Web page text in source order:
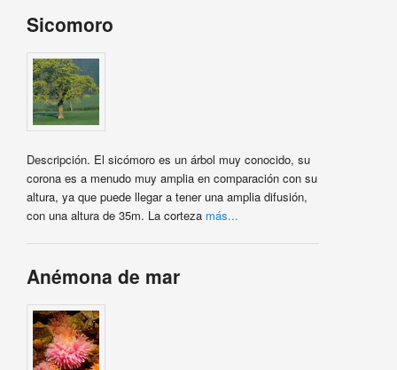
Sicomoro
Descripción. El sicómoro es un árbol muy conocido, su
corona es a menudo muy amplia en comparación con su
altura, ya que puede llegar a tener una amplia difusión,
con una altura de 35m. La corteza más...
Anémona de mar